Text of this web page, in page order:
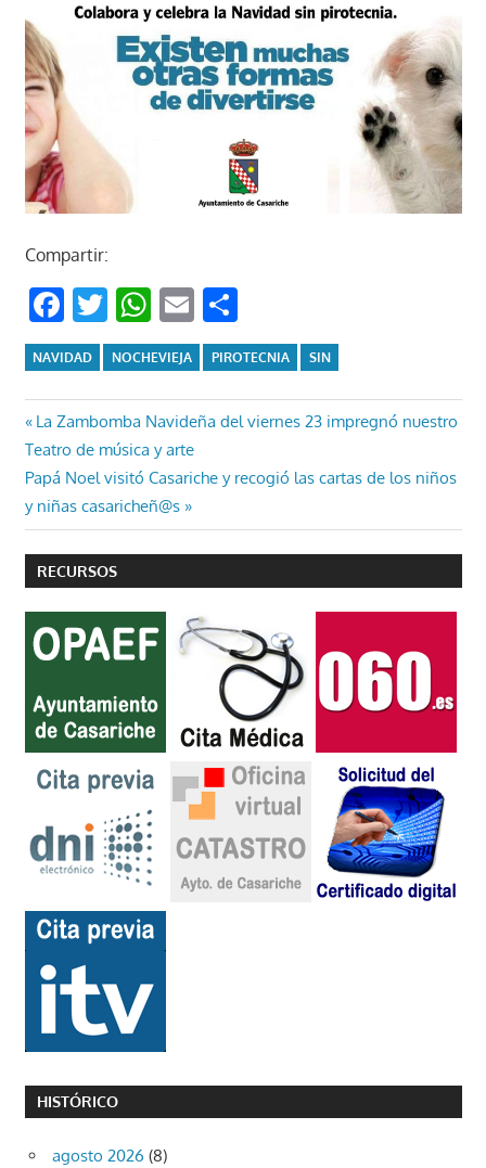
Compartir:
Facebook
Twitter
WhatsApp
EmailCompartir
NAVIDAD NOCHEVIEJA PIROTECNIA SIN
Navegación
de
entradas
Entrada
anterior:
La Zambomba Navideña del viernes 23 impregnó nuestro
Teatro de música y arte
Entrada
siguiente:
Papá Noel visitó Casariche y recogió las cartas de los niños
y niñas casaricheñ@s
RECURSOS
HISTÓRICO
agosto 2026 (8)